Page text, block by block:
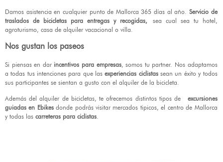
Damos asistencia en cualquier punto de Mallorca 365 días al año. Servicio de
traslados de bicicletas para entregas y recogidas,sea cual sea tu hotel,
agroturismo, casa de alquiler vacacional o villa.
Nos gustan los paseos
Si piensas en dar incentivos para empresas, somos tu partner. Nos adaptamos
a todas tus intenciones para que lasexperiencias ciclistassean un éxito y todos
sus participantes se sientan a gusto con el alquiler de la bicicleta.
Además del alquiler de bicicletas, te ofrecemos distintos tipos de excursiones
guiadas en Ebikesdonde podrás visitar mercados tipicos, el centro de Mallorca
y todas las carreteras para ciclistas.